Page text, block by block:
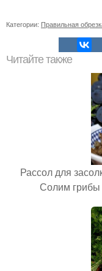
Категории: Правильная
Читайте также
Рассол для
Солим грибы